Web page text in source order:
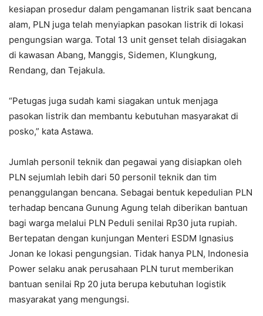
kesiapan prosedur dalam pengamanan listrik saat bencana
alam, PLN juga telah menyiapkan pasokan listrik di lokasi
pengungsian warga. Total 13 unit genset telah disiagakan
di kawasan Abang, Manggis, Sidemen, Klungkung,
Rendang, dan Tejakula.
“Petugas juga sudah kami siagakan untuk menjaga
pasokan listrik dan membantu kebutuhan masyarakat di
posko,” kata Astawa.
Jumlah personil teknik dan pegawai yang disiapkan oleh
PLN sejumlah lebih dari 50 personil teknik dan tim
penanggulangan bencana. Sebagai bentuk kepedulian PLN
terhadap bencana Gunung Agung telah diberikan bantuan
bagi warga melalui PLN Peduli senilai Rp30 juta rupiah.
Bertepatan dengan kunjungan Menteri ESDM Ignasius
Jonan ke lokasi pengungsian. Tidak hanya PLN, Indonesia
Power selaku anak perusahaan PLN turut memberikan
bantuan senilai Rp 20 juta berupa kebutuhan logistik
masyarakat yang mengungsi.